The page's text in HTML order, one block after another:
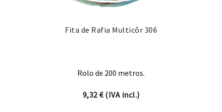
Fita de Rafia Multicôr 306
Rolo de 200 metros.
9,32€(IVA incl.)